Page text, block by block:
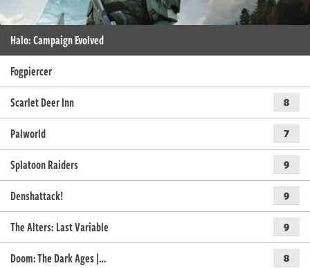
Halo: Campaign Evolved
Fogpiercer
Scarlet Deer Inn
8
Palworld 7
Splatoon Raiders 9
Denshattack! 9
The Alters: Last Variable 9
Doom: The Dark Ages |… 8